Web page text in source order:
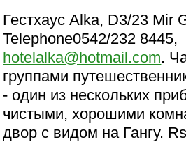
Гестхаус Alka, D3/23 Mir
Telephone0542/232 8445,
hotelalka@hotmail.com.
группами
- один из нескольких
чистыми, хорошими
двор с видом на Гангу.